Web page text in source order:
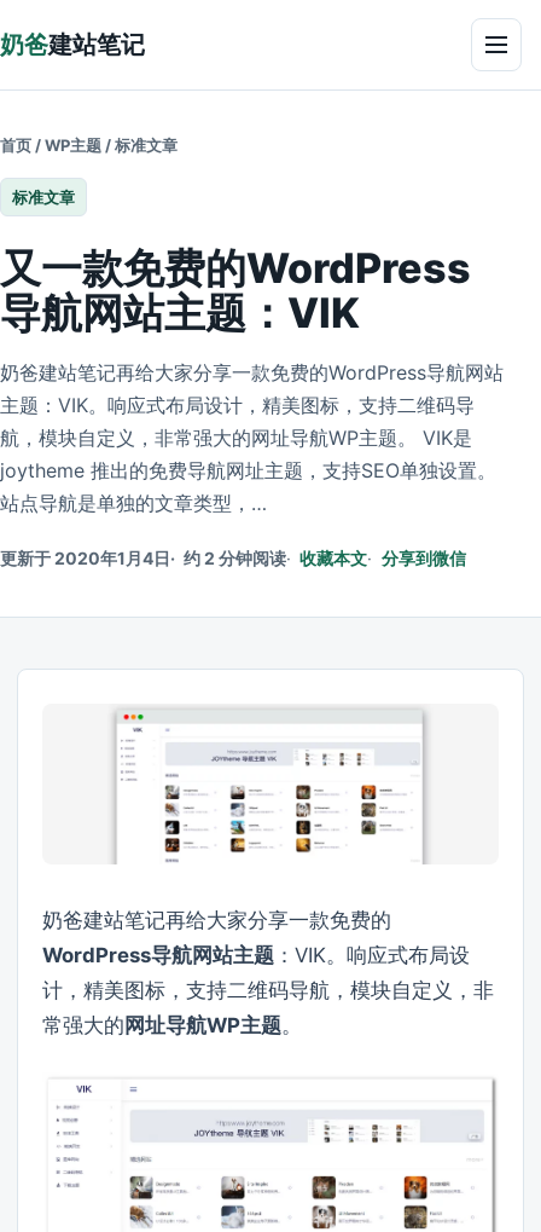
奶爸建站笔记 菜单
首页 /WP主题 /标准文章
标准文章
又一款免费的WordPress
导航网站主题：VIK
奶爸建站笔记再给大家分享一款免费的WordPress导航网站
主题：VIK。响应式布局设计，精美图标，支持二维码导
航，模块自定义，非常强大的网址导航WP主题。 VIK是
joytheme 推出的免费导航网址主题，支持SEO单独设置。
站点导航是单独的文章类型，…
更新于 2020年1月4日 约 2 分钟阅读 收藏本文 分享到微信
奶爸建站笔记再给大家分享一款免费的
WordPress导航网站主题 ：VIK。响应式布局设
计，精美图标，支持二维码导航，模块自定义，非
常强大的 网址导航WP主题。